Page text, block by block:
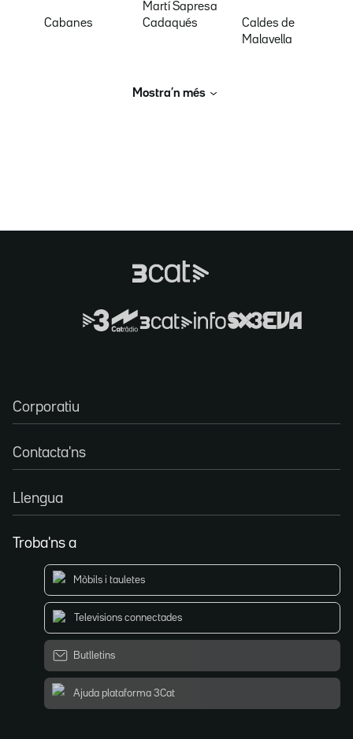
Martí Sapresa
Cabanes Cadaqués
Caldes de
Malavella
Mostra’n més
Corporatiu
Contacta'ns
Llengua
Troba'ns a
Mòbils i tauletes
Televisions connectades
Butlletins
Ajuda plataforma 3Cat